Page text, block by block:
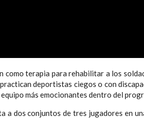
como terapia para rehabilitar a los
deportistas ciegos o con
más emocionantes dentro del
a dos conjuntos de tres jugadores en